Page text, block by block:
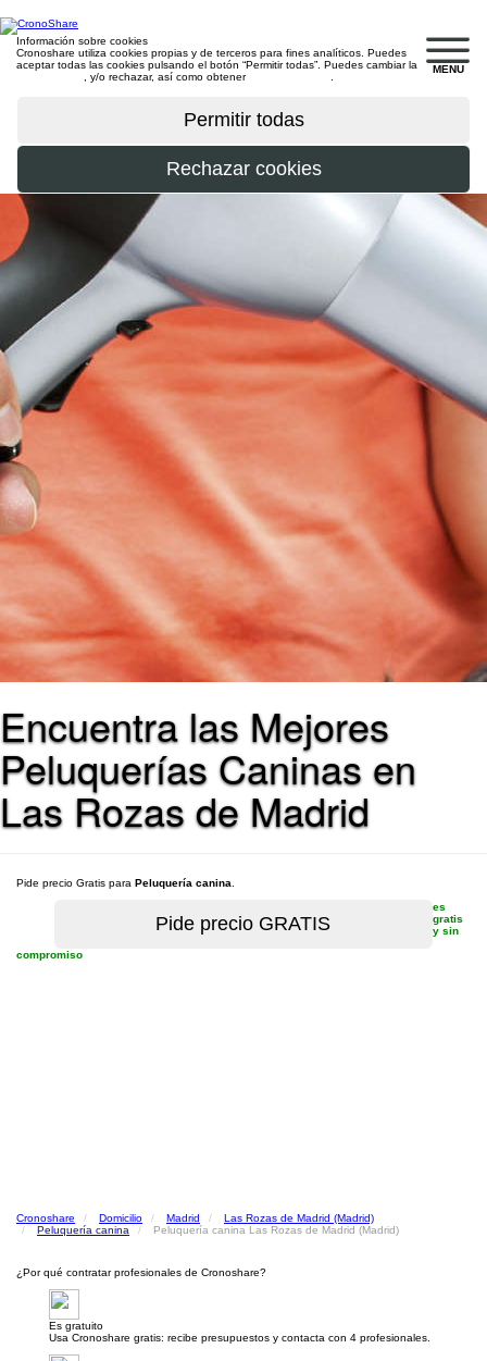
MENU
Información sobre cookies
Cronoshare utiliza cookies propias y de terceros para fines analíticos. Puedes
aceptar todas las cookies pulsando el botón “Permitir todas”. Puedes cambiar la
, y/o rechazar, así como obtener
Encuentra las Mejores
Peluquerías Caninas en
Las Rozas de Madrid
Pide precio Gratis para Peluquería canina
es
gratis
y sin
compromiso
Cronoshare Domicilio Madrid
Las Rozas de Madrid (Madrid)
Peluquería canina
Peluquería canina Las Rozas de Madrid (Madrid)
¿Por qué contratar profesionales de Cronoshare?
Es gratuito
Usa Cronoshare gratis: recibe presupuestos y contacta con 4 profesionales.